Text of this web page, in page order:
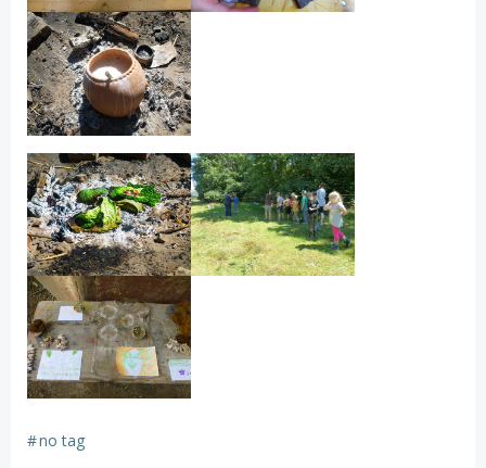
#no tag